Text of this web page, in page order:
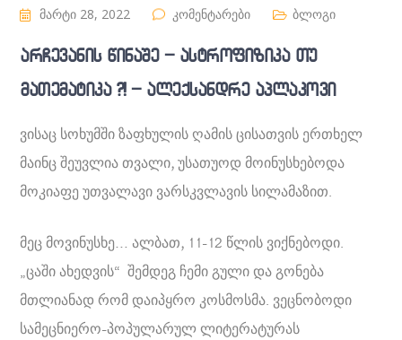
მარტი 28, 2022 კომენტარები ბლოგი
არჩევანის წინაშე – ასტროფიზიკა თუ
მათემატიკა ?! – ალექსანდრე აპლაკოვი
ვისაც სოხუმში ზაფხულის ღამის ცისათვის ერთხელ
მაინც შეუვლია თვალი, უსათუოდ მოინუსხებოდა
მოკიაფე უთვალავი ვარსკვლავის სილამაზით.
მეც მოვინუსხე… ალბათ, 11-12 წლის ვიქნებოდი.
„ცაში ახედვის“ შემდეგ ჩემი გული და გონება
მთლიანად რომ დაიპყრო კოსმოსმა. ვეცნობოდი
სამეცნიერო-პოპულარულ ლიტერატურას